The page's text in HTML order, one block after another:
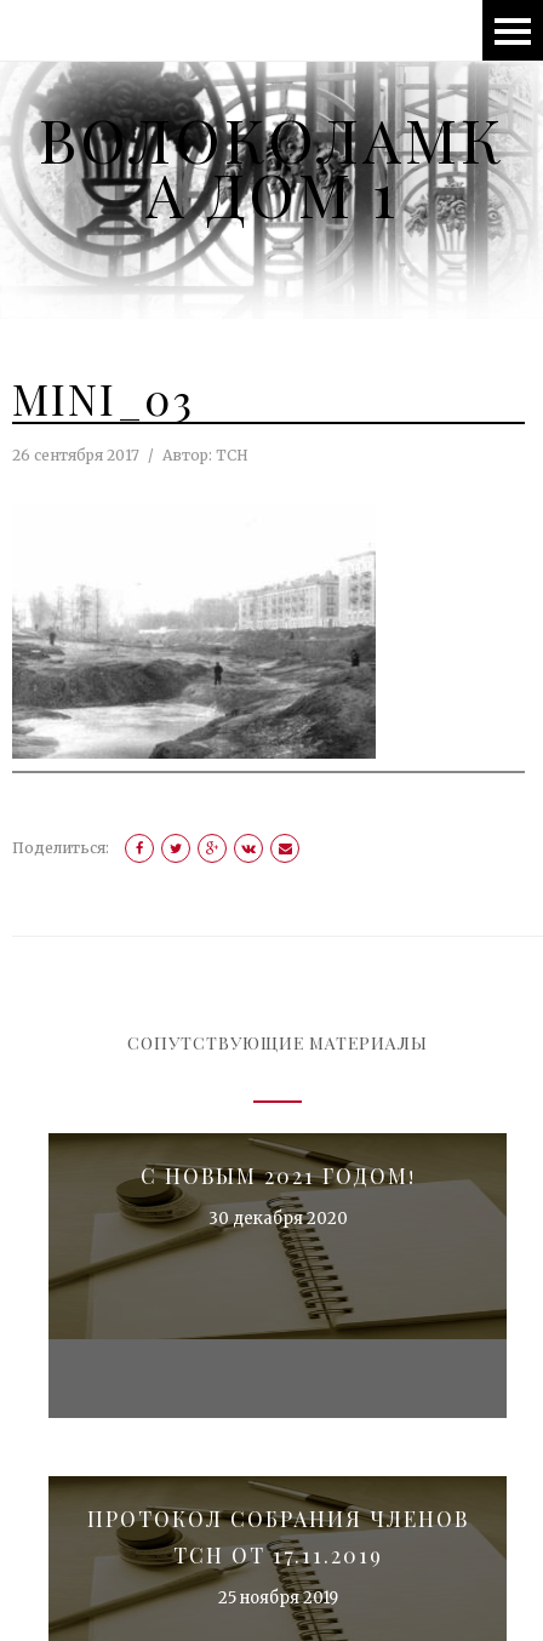
ВОЛОКОЛАМК
А ДОМ 1
MINI_03
26 сентября 2017 Автор: ТСН
Поделиться:
СОПУТСТВУЮЩИЕ МАТЕРИАЛЫ
С НОВЫМ 2021 ГОДОМ!
30 декабря 2020
ПРОТОКОЛ СОБРАНИЯ ЧЛЕНОВ
ТСН ОТ 17.11.2019
25 ноября 2019